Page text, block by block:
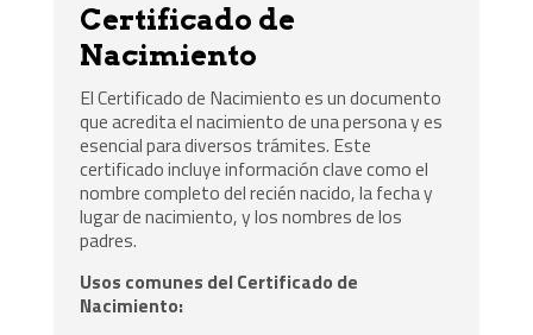
Certificado de
Nacimiento
El Certificado de Nacimiento es un documento
que acredita el nacimiento de una persona y es
esencial para diversos trámites. Este
certificado incluye información clave como el
nombre completo del recién nacido, la fecha y
lugar de nacimiento, y los nombres de los
padres.
Usos comunes del Certificado de
Nacimiento: